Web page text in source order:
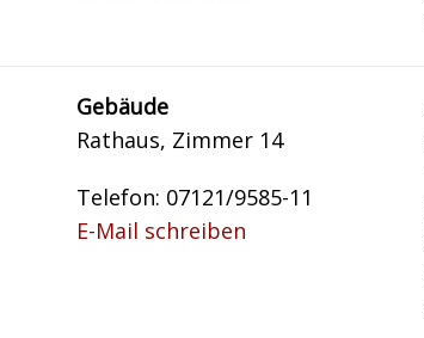
Gebäude
Rathaus, Zimmer 14
Telefon: 07121/9585-11
E-Mail schreiben